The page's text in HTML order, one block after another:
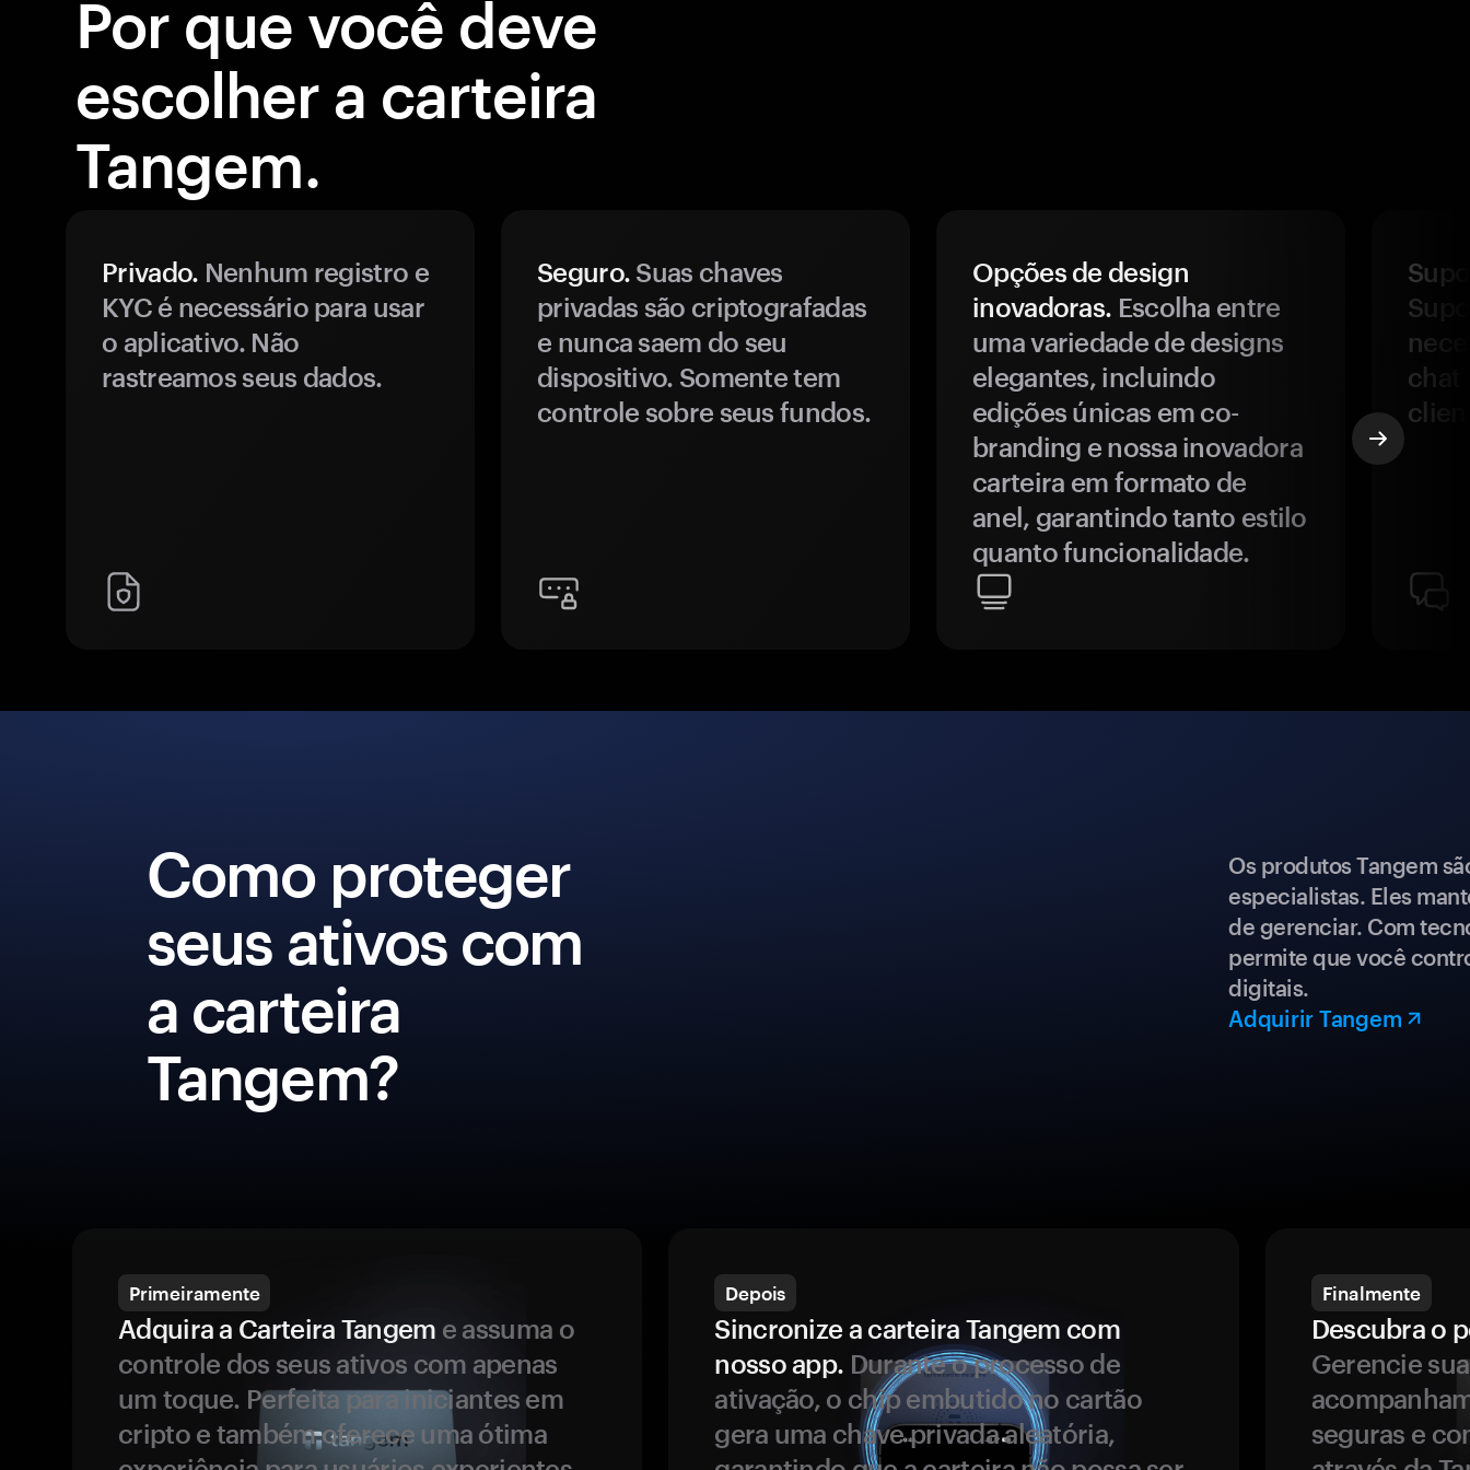
Por que você deve
escolher a carteira
Tangem.
Privado. Nenhum registro e
KYC é necessário para usar
o aplicativo. Não
rastreamos seus dados.
Seguro. Suas chaves
privadas são criptografadas
e nunca saem do seu
dispositivo. Somente tem
controle sobre seus fundos.
Opções de design
inovadoras. Escolha entre
uma variedade de designs
elegantes, incluindo
edições únicas em co-
branding e nossa inovadora
carteira em formato de
anel, garantindo tanto estilo
quanto funcionalidade.
chat
Como proteger
seus ativos com
a carteira
Tangem?
Os produtos Tangem
especialistas. Eles
de gerenciar. Com
permite que você
digitais.
Adquirir Tangem
Primeiramente
Adquira a Carteira Tangem e assuma o
controle dos seus ativos com apenas
um toque. Perfeita para iniciantes em
cripto e também oferece uma ótima
Depois
Sincronize a carteira Tangem com
nosso app. Durante o processo de
ativação, o chip embutido no cartão
gera uma chave privada aleatória,
Finalmente
Descubra o
Gerencie
seguras e